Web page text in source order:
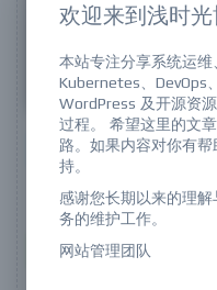
文件密
欢迎来到浅时光
本站专注分享系统运维
Kubernetes、DevOps
WordPress 及开源资
过程。 希望这里的文
路。如果内容对你有
持。
感谢您长期以来的理
务的维护工作。
网站管理团队